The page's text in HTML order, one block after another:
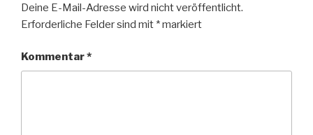
Deine E-Mail-Adresse wird nicht veröffentlicht.
Erforderliche Felder sind mit *markiert
Kommentar*